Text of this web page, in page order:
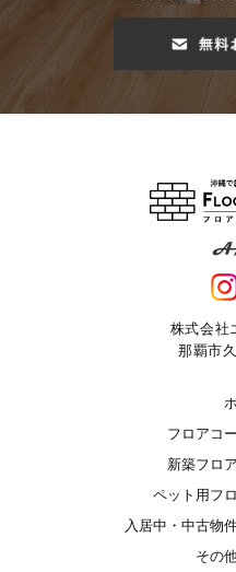
株式会社
那覇市
フロアコ
新築フロ
ペット用フ
入居中・中古物
その